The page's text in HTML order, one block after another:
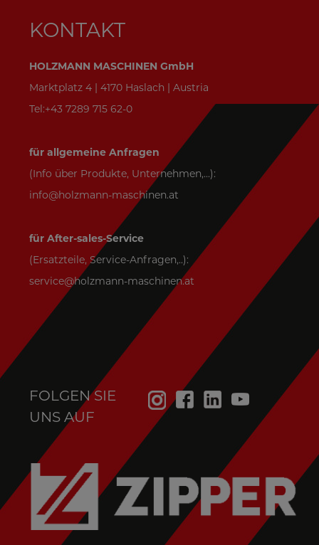
KONTAKT
HOLZMANN MASCHINEN GmbH
Marktplatz 4 | 4170 Haslach | Austria
Tel:+43 7289 715 62-0
für allgemeine Anfragen
(Info über Produkte, Unternehmen,...):
info@holzmann-maschinen.at
für After-sales-Service
(Ersatzteile, Service-Anfragen,..):
service@holzmann-maschinen.at
FOLGEN SIE
UNS AUF